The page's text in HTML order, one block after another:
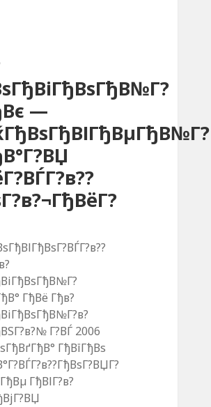
—
ГђВё Гђв?
Г?ВЃ 2006
ГђВїГђВѕ
ГђВІГ?в?